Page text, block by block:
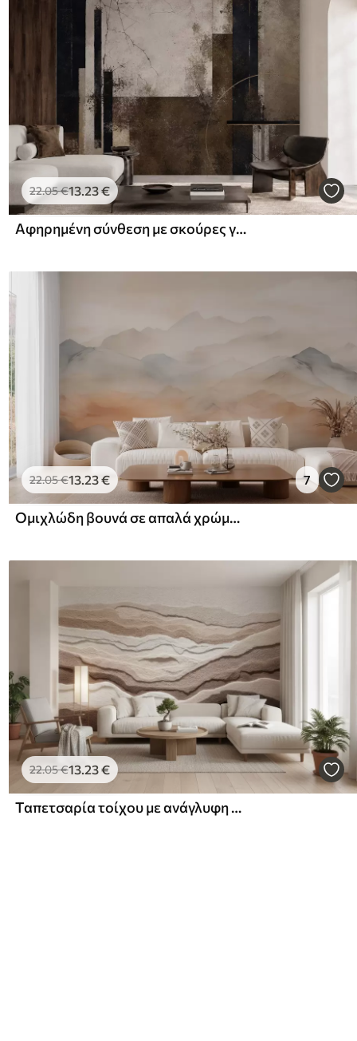
22.05€13.23€
Αφηρημένη σύνθεση με σκούρες γραμμές και υφές
22.05€13.23€ 7
Ομιχλώδη βουνά σε απαλά χρώματα
22.05€13.23€
Ταπετσαρία τοίχου με ανάγλυφη υφή και πολυεπίπεδες αμμώδεις σχηματισμούς σε ζεστή μπεζ παλέτα